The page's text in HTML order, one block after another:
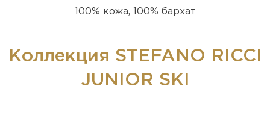
100% кожа, 100% бархат
Коллекция STEFANO RICCI
JUNIOR SKI